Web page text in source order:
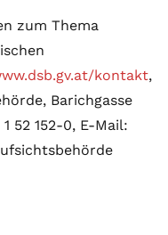
zum Thema
kontakt,
Barichgasse
52 152-0, E-Mail: